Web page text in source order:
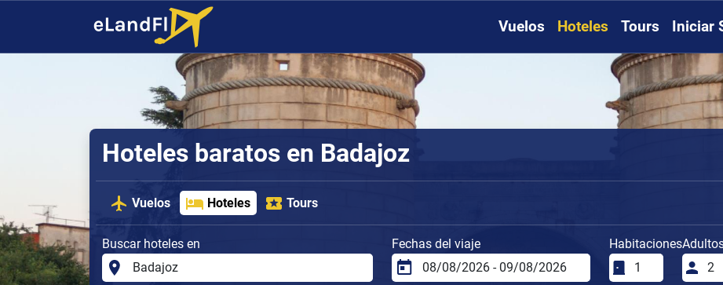
Vuelos Hoteles Tours Iniciar
Hoteles baratos en Badajoz
Vuelos Hoteles Tours
Buscar hoteles en Fechas del viaje Habitaciones